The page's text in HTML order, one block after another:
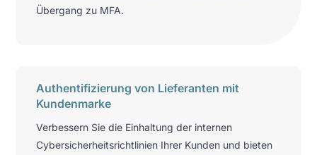
Übergang zu MFA.
Authentifizierung von Lieferanten mit
Kundenmarke
Verbessern Sie die Einhaltung der internen
Cybersicherheitsrichtlinien Ihrer Kunden und bieten